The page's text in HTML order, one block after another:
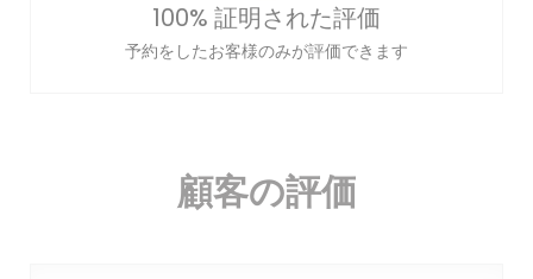
顧客の評価
100% 証明された評価
予約をしたお客様のみが評価できます